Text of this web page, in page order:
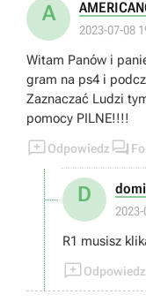
A
2023-07-08
Witam Panów i
gram na ps4 i
Zaznaczać Ludzi
pomocy PILNE!!!!
Odpowiedz 
D
R1 musisz
Odpowiedz